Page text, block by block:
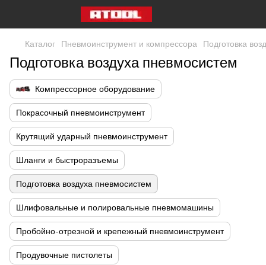
Каталог Пневмоинструмент и компрессора Подготовка
Подготовка воздуха пневмосистем
Компрессорное оборудование
Покрасочный пневмоинструмент
Крутящий ударный пневмоинструмент
Шланги и быстроразъемы
Подготовка воздуха пневмосистем
Шлифовальные и полировальные пневмомашины
Пробойно-отрезной и крепежный пневмоинструмент
Продувочные пистолеты